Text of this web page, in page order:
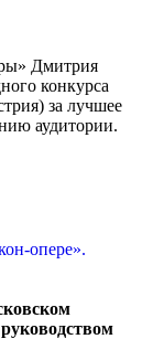
Дмитрия
конкурса
за лучшее
аудитории.
опере».